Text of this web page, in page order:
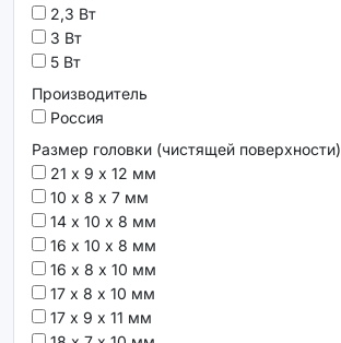
2,3 Вт
3 Вт
5 Вт
Производитель
Россия
Размер головки (чистящей поверхности)
21 х 9 х 12 мм
10 х 8 х 7 мм
14 х 10 х 8 мм
16 х 10 х 8 мм
16 х 8 х 10 мм
17 х 8 х 10 мм
17 х 9 х 11 мм